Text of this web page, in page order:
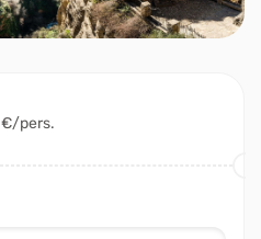
€/pers.